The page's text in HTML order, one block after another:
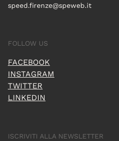
speed.firenze@speweb.it
FOLLOW US
FACEBOOK
INSTAGRAM
TWITTER
LINKEDIN
ISCRIVITI ALLA NEWSLETTER